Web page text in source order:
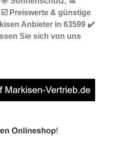
Preiswerte & günstige
Anbieter in 63599 ✔️
Sie sich von uns